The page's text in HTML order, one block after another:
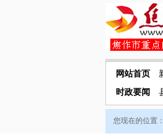
网站首页
时政要闻
您现在的位置：